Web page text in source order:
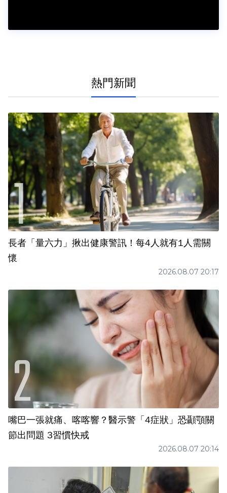
熱門新聞
長者「量六力」揪出健康警訊！每4人就有1人需關
懷
2026.08.07 20:17
嘴巴一張就痛、喀喀響？醫示警「4症狀」恐顳顎關
節出問題 3習慣快戒
2026.08.07 20:14